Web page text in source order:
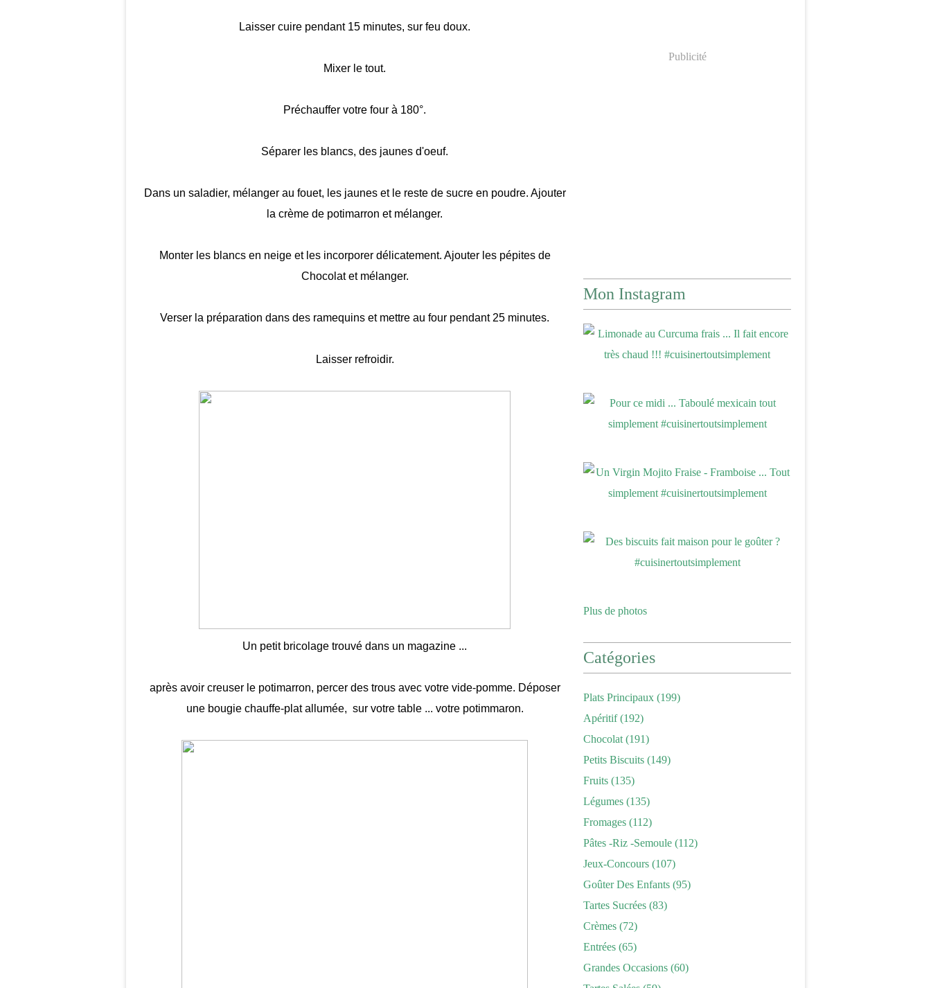
Laisser cuire pendant 15 minutes, sur feu doux.
Mixer le tout.
Préchauffer votre four à 180°.
Séparer les blancs, des jaunes d'oeuf.
Dans un saladier, mélanger au fouet, les jaunes et le reste de sucre en poudre. Ajouter
la crème de potimarron et mélanger.
Monter les blancs en neige et les incorporer délicatement. Ajouter les pépites de
Chocolat et mélanger.
Verser la préparation dans des ramequins et mettre au four pendant 25 minutes.
Laisser refroidir.
Un petit bricolage trouvé dans un magazine ...
après avoir creuser le potimarron, percer des trous avec votre vide-pomme. Déposer
une bougie chauffe-plat allumée, sur votre table ... votre potimmaron.
Publicité
Mon Instagram
Plus de photos
Catégories
Plats Principaux (199)
Apéritif(192)
Chocolat (191)
Petits Biscuits (149)
Fruits (135)
Légumes (135)
Fromages (112)
Pâtes -riz -semoule (112)
Jeux-Concours (107)
Goûter Des Enfants (95)
Tartes Sucrées (83)
Crèmes (72)
Entrées (65)
Grandes Occasions (60)